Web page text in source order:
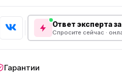
Ответ эксперта
Спросите сейчас ·
Гарантии